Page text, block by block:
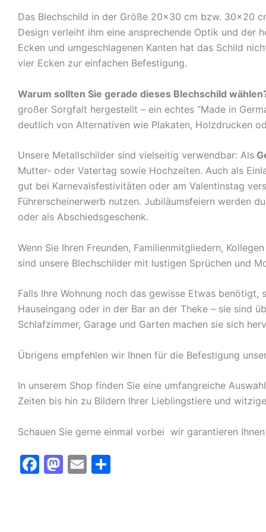
Das Blechschild in der Größe 20×30 cm bzw. 30×20
Design verleiht ihm eine ansprechende Optik und der
Ecken und umgeschlagenen Kanten hat das Schild
vier Ecken zur einfachen Befestigung.
Warum sollten Sie gerade dieses Blechschild
großer Sorgfalt hergestellt – ein echtes “Made in
deutlich von Alternativen wie Plakaten, Holzdrucken
Unsere Metallschilder sind vielseitig verwendbar: Als
Mutter- oder Vatertag sowie Hochzeiten. Auch als
gut bei Karnevalsfestivitäten oder am Valentinstag
Führerscheinerwerb nutzen. Jubiläumsfeiern werden
oder als Abschiedsgeschenk.
Wenn Sie Ihren Freunden, Familienmitgliedern,
sind unsere Blechschilder mit lustigen Sprüchen und
Falls Ihre Wohnung noch das gewisse Etwas benötigt,
Hauseingang oder in der Bar an der Theke – sie sind
Schlafzimmer, Garage und Garten machen sie sich
Übrigens empfehlen wir Ihnen für die Befestigung
In unserem Shop finden Sie eine umfangreiche
Zeiten bis hin zu Bildern Ihrer Lieblingstiere und
Schauen Sie gerne einmal vorbei  wir garantieren
F
M E